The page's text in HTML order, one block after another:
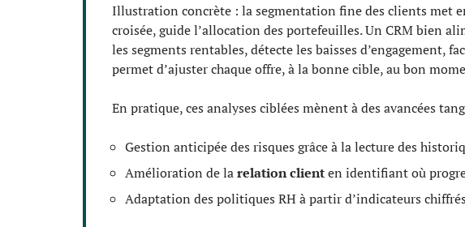
Illustration concrète : la segmentation fine des clients met
croisée, guide l’allocation des portefeuilles. Un CRM bien
les segments rentables, détecte les baisses d’engagement,
permet d’ajuster chaque offre, à la bonne cible, au bon
En pratique, ces analyses ciblées mènent à des avancées
Gestion anticipée des risques grâce à la lecture des
Amélioration de larelation clienten identifiant où
Adaptation des politiques RH à partir d’indicateurs